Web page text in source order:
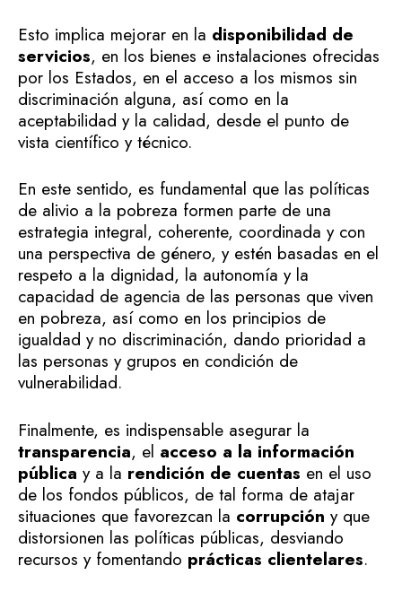
Esto implica mejorar en la disponibilidad de
servicios, en los bienes e instalaciones ofrecidas
por los Estados, en el acceso a los mismos sin
discriminación alguna, así como en la
aceptabilidad y la calidad, desde el punto de
vista científico y técnico.
En este sentido, es fundamental que las políticas
de alivio a la pobreza formen parte de una
estrategia integral, coherente, coordinada y con
una perspectiva de género, y estén basadas en el
respeto a la dignidad, la autonomía y la
capacidad de agencia de las personas que viven
en pobreza, así como en los principios de
igualdad y no discriminación, dando prioridad a
las personas y grupos en condición de
vulnerabilidad.
Finalmente, es indispensable asegurar la
transparencia, el acceso a la información
pública y a la rendición de cuentas en el uso
de los fondos públicos, de tal forma de atajar
situaciones que favorezcan la corrupción y que
distorsionen las políticas públicas, desviando
recursos y fomentando prácticas clientelares.